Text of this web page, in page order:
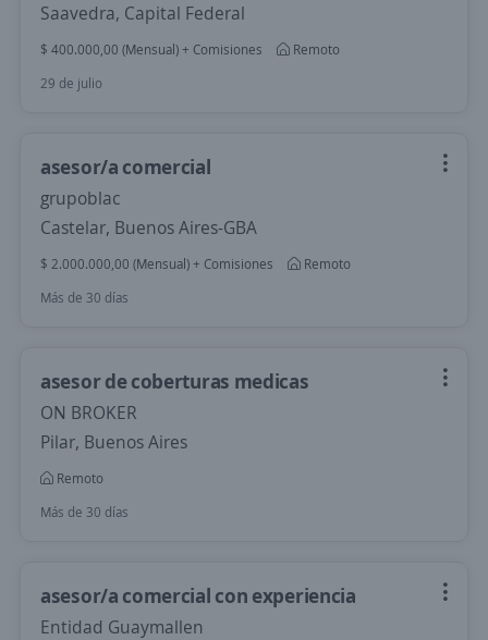
Saavedra, Capital Federal
$ 400.000,00 (Mensual) + Comisiones
Remoto
29 de julio
asesor/a comercial
grupoblac
Castelar, Buenos Aires-GBA
$ 2.000.000,00 (Mensual) + Comisiones
Remoto
Más de 30 días
asesor de coberturas medicas
ON BROKER
Pilar, Buenos Aires
Remoto
Más de 30 días
asesor/a comercial con experiencia
Entidad Guaymallen